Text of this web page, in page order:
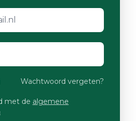
Wachtwoord vergeten?
met de algemene